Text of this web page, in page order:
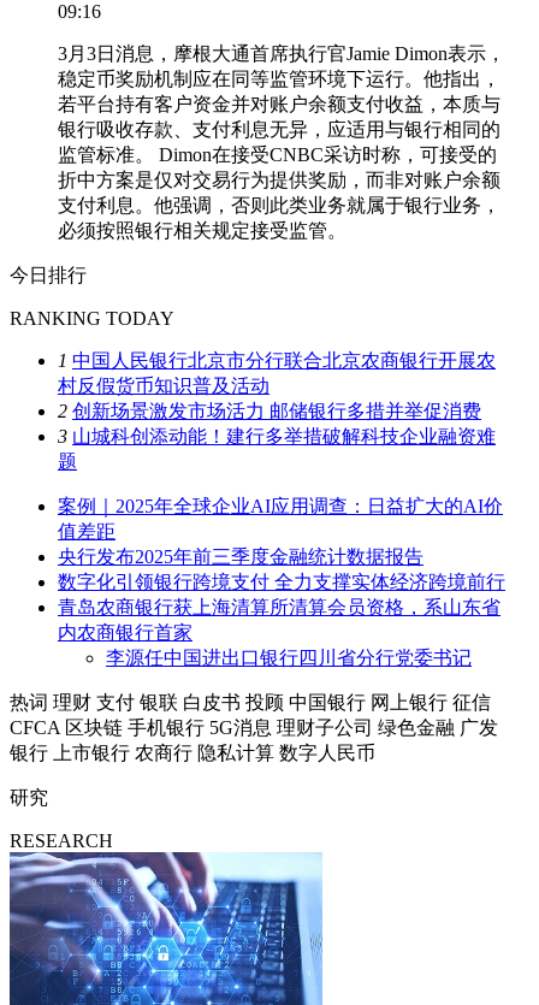
09:16
3月3日消息，摩根大通首席执行官Jamie Dimon表示，
稳定币奖励机制应在同等监管环境下运行。他指出，
若平台持有客户资金并对账户余额支付收益，本质与
银行吸收存款、支付利息无异，应适用与银行相同的
监管标准。 Dimon在接受CNBC采访时称，可接受的
折中方案是仅对交易行为提供奖励，而非对账户余额
支付利息。他强调，否则此类业务就属于银行业务，
必须按照银行相关规定接受监管。
今日排行
RANKING TODAY
1 中国人民银行北京市分行联合北京农商银行开展农
村反假货币知识普及活动
2 创新场景激发市场活力 邮储银行多措并举促消费
3 山城科创添动能！建行多举措破解科技企业融资难
题
案例｜2025年全球企业AI应用调查：日益扩大的AI价
值差距
央行发布2025年前三季度金融统计数据报告
数字化引领银行跨境支付 全力支撑实体经济跨境前行
青岛农商银行获上海清算所清算会员资格，系山东省
内农商银行首家
李源任中国进出口银行四川省分行党委书记
热词 理财 支付 银联 白皮书 投顾 中国银行 网上银行 征信
CFCA 区块链 手机银行 5G消息 理财子公司 绿色金融 广发
银行
上市银行 农商行 隐私计算 数字人民币
研究
RESEARCH